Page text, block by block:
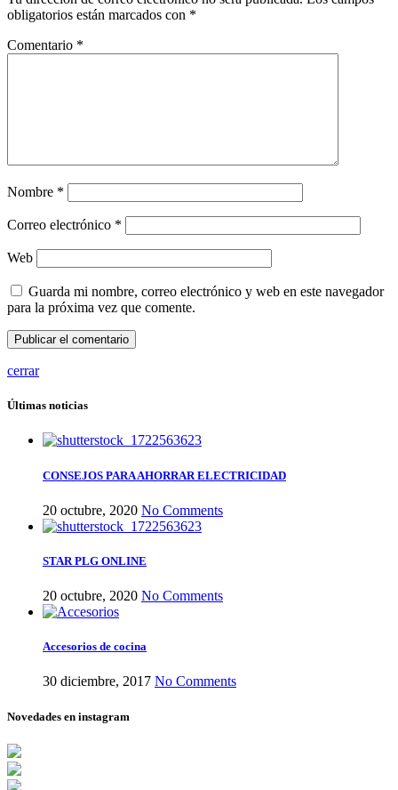
obligatorios están marcados con *
Comentario *
Nombre *
Correo electrónico *
Web
Guarda mi nombre, correo electrónico y web en este navegador
para la próxima vez que comente.
cerrar
Últimas noticias
CONSEJOS PARA AHORRAR ELECTRICIDAD
20 octubre, 2020 No Comments
STAR PLG ONLINE
20 octubre, 2020 No Comments
Accesorios de cocina
30 diciembre, 2017 No Comments
Novedades en instagram